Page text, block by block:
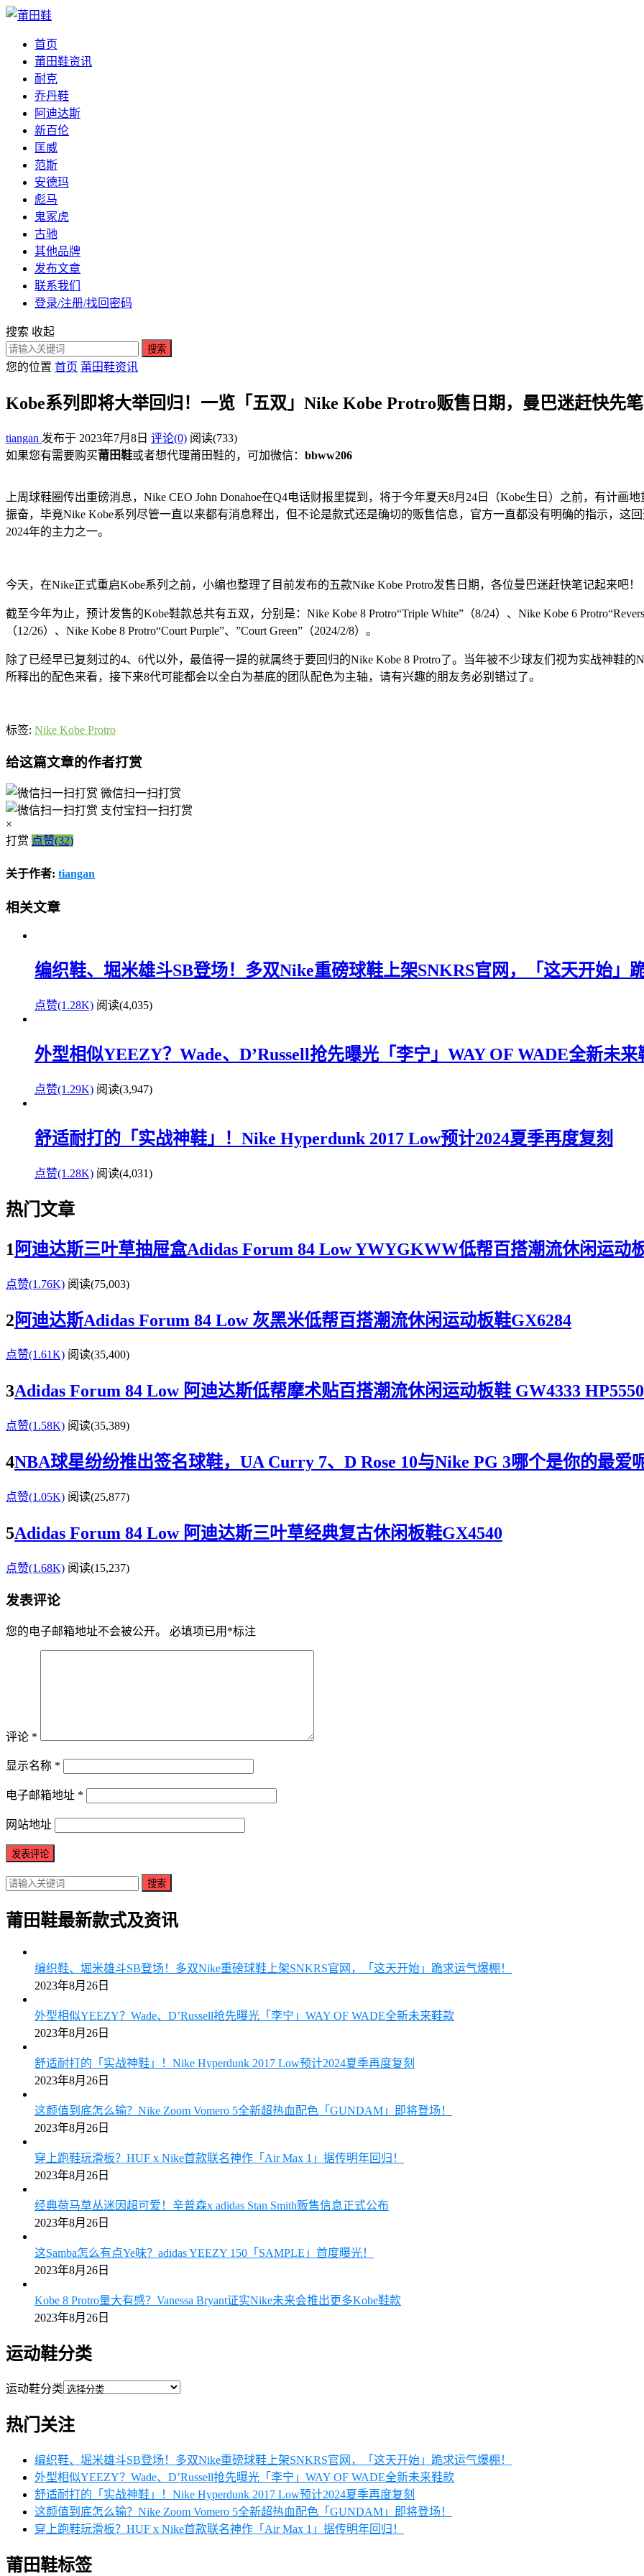
首页
莆田鞋资讯
耐克
乔丹鞋
阿迪达斯
新百伦
匡威
范斯
安德玛
彪马
鬼冢虎
古驰
其他品牌
发布文章
联系我们
登录/注册/找回密码
搜索 收起
搜索
您的位置 首页 莆田鞋资讯
Kobe系列即将大举回归！一览「五双」Nike Kobe Protro贩售日期，曼巴迷赶快先
tiangan 发布于 2023年7月8日 评论(0) 阅读(733)
如果您有需要购买莆田鞋或者想代理莆田鞋的，可加微信： bbww206
上周球鞋圈传出重磅消息，Nike CEO John Donahoe在Q4电话财报里提到，将于今年夏天8月24日（Kobe生日）之前，有计画
振奋，毕竟Nike Kobe系列尽管一直以来都有消息释出，但不论是款式还是确切的贩售信息，官方一直都没有明确的指示，这
2024年的主力之一。
今天，在Nike正式重启Kobe系列之前，小编也整理了目前发布的五款Nike Kobe Protro发售日期，各位曼巴迷赶快笔记起来吧！
截至今年为止，预计发售的Kobe鞋款总共有五双，分别是：Nike Kobe 8 Protro“Triple White”（8/24）、Nike Kobe 6
（12/26）、Nike Kobe 8 Protro“Court Purple”、”Court Green”（2024/2/8）。
除了已经早已复刻过的4、6代以外，最值得一提的就属终于要回归的Nike Kobe 8 Protro了。当年被不少球友们视为实战神鞋
所释出的配色来看，接下来8代可能都会以全白为基底的团队配色为主轴，请有兴趣的朋友务必别错过了。
标签: Nike Kobe Protro
给这篇文章的作者打赏
微信扫一扫打赏
支付宝扫一扫打赏
×
打赏 点赞(32)
关于作者: tiangan
相关文章
编织鞋、堀米雄斗SB登场！多双Nike重磅球鞋上架SNKRS官网，「这天开始」
点赞(1.28K) 阅读(4,035)
外型相似YEEZY？Wade、D’Russell抢先曝光「李宁」WAY OF WADE全新未来
点赞(1.29K) 阅读(3,947)
舒适耐打的「实战神鞋」！Nike Hyperdunk 2017 Low预计2024夏季再度复刻
点赞(1.28K) 阅读(4,031)
热门文章
1 阿迪达斯三叶草抽屉盒Adidas Forum 84 Low YWYGKWW低帮百搭潮流休闲运动
点赞(1.76K) 阅读(75,003)
2阿迪达斯Adidas Forum 84 Low 灰黑米低帮百搭潮流休闲运动板鞋GX6284
点赞(1.61K) 阅读(35,400)
3Adidas Forum 84 Low 阿迪达斯低帮摩术贴百搭潮流休闲运动板鞋 GW4333 HP5550
点赞(1.58K) 阅读(35,389)
4NBA球星纷纷推出签名球鞋，UA Curry 7、D Rose 10与Nike PG 3哪个是你的最爱
点赞(1.05K) 阅读(25,877)
5Adidas Forum 84 Low 阿迪达斯三叶草经典复古休闲板鞋GX4540
点赞(1.68K) 阅读(15,237)
发表评论
您的电子邮箱地址不会被公开。 必填项已用 *标注
评论 *
显示名称 *
电子邮箱地址 *
网站地址
搜索
莆田鞋最新款式及资讯
编织鞋、堀米雄斗SB登场！多双Nike重磅球鞋上架SNKRS官网，「这天开始」跪求运气爆棚！
2023年8月26日
外型相似YEEZY？Wade、D’Russell抢先曝光「李宁」WAY OF WADE全新未来鞋款
2023年8月26日
舒适耐打的「实战神鞋」！Nike Hyperdunk 2017 Low预计2024夏季再度复刻
2023年8月26日
这颜值到底怎么输？Nike Zoom Vomero 5全新超热血配色「GUNDAM」即将登场！
2023年8月26日
穿上跑鞋玩滑板？HUF x Nike首款联名神作「Air Max 1」据传明年回归！
2023年8月26日
经典荷马草丛迷因超可爱！辛普森x adidas Stan Smith贩售信息正式公布
2023年8月26日
这Samba怎么有点Ye味？adidas YEEZY 150「SAMPLE」首度曝光！
2023年8月26日
Kobe 8 Protro量大有感？Vanessa Bryant证实Nike未来会推出更多Kobe鞋款
2023年8月26日
运动鞋分类
运动鞋分类
热门关注
编织鞋、堀米雄斗SB登场！多双Nike重磅球鞋上架SNKRS官网，「这天开始」跪求运气爆棚！
外型相似YEEZY？Wade、D’Russell抢先曝光「李宁」WAY OF WADE全新未来鞋款
舒适耐打的「实战神鞋」！Nike Hyperdunk 2017 Low预计2024夏季再度复刻
这颜值到底怎么输？Nike Zoom Vomero 5全新超热血配色「GUNDAM」即将登场！
穿上跑鞋玩滑板？HUF x Nike首款联名神作「Air Max 1」据传明年回归！
莆田鞋标签